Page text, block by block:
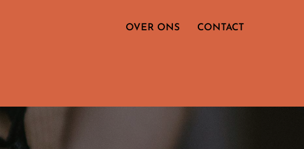
OVER ONS CONTACT